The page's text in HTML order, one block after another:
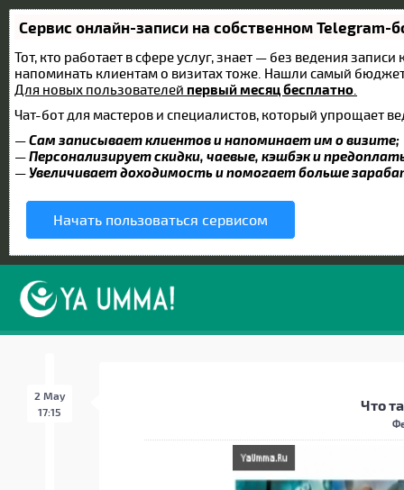
Сервис онлайн-записи на собственном Telegram-
Тот, кто работает в сфере услуг, знает — без ведения
напоминать клиентам о визитах тоже. Нашли самый
Для новых пользователей первый месяц бесплатно
Чат-бот для мастеров и специалистов, который упрощает
—Сам записывает клиентов и напоминает им о визите;
—Персонализирует скидки, чаевые, кэшбэк и
— Увеличивает доходимость и помогает больше
Начать пользоваться сервисом
2 May
17:15
Что